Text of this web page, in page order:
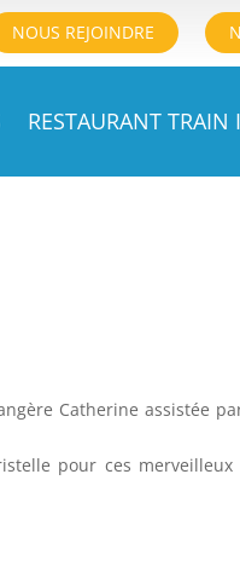
NOUS REJOINDRE
RESTAURANT TRAIN
Catherine assistée
pour ces merveilleux